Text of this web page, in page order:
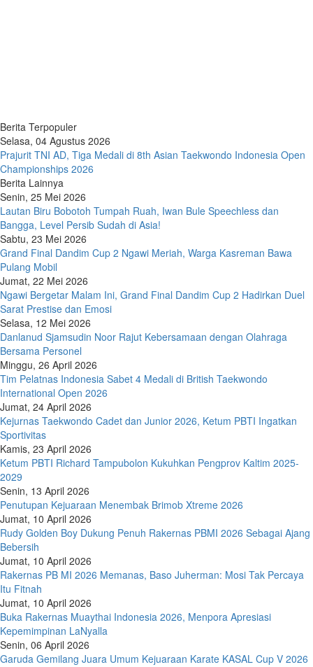
Berita Terpopuler
Selasa, 04 Agustus 2026
Prajurit TNI AD, Tiga Medali di 8th Asian Taekwondo Indonesia Open
Championships 2026
Berita Lainnya
Senin, 25 Mei 2026
Lautan Biru Bobotoh Tumpah Ruah, Iwan Bule Speechless dan
Bangga, Level Persib Sudah di Asia!
Sabtu, 23 Mei 2026
Grand Final Dandim Cup 2 Ngawi Meriah, Warga Kasreman Bawa
Pulang Mobil
Jumat, 22 Mei 2026
Ngawi Bergetar Malam Ini, Grand Final Dandim Cup 2 Hadirkan Duel
Sarat Prestise dan Emosi
Selasa, 12 Mei 2026
Danlanud Sjamsudin Noor Rajut Kebersamaan dengan Olahraga
Bersama Personel
Minggu, 26 April 2026
Tim Pelatnas Indonesia Sabet 4 Medali di British Taekwondo
International Open 2026
Jumat, 24 April 2026
Kejurnas Taekwondo Cadet dan Junior 2026, Ketum PBTI Ingatkan
Sportivitas
Kamis, 23 April 2026
Ketum PBTI Richard Tampubolon Kukuhkan Pengprov Kaltim 2025-
2029
Senin, 13 April 2026
Penutupan Kejuaraan Menembak Brimob Xtreme 2026
Jumat, 10 April 2026
Rudy Golden Boy Dukung Penuh Rakernas PBMI 2026 Sebagai Ajang
Bebersih
Jumat, 10 April 2026
Rakernas PB MI 2026 Memanas, Baso Juherman: Mosi Tak Percaya
Itu Fitnah
Jumat, 10 April 2026
Buka Rakernas Muaythai Indonesia 2026, Menpora Apresiasi
Kepemimpinan LaNyalla
Senin, 06 April 2026
Garuda Gemilang Juara Umum Kejuaraan Karate KASAL Cup V 2026